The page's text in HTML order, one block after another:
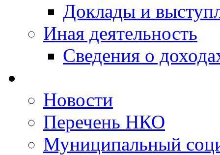
Доклады и
Иная деятельность
Сведения о
Новости
Перечень НКО
Муниципальный